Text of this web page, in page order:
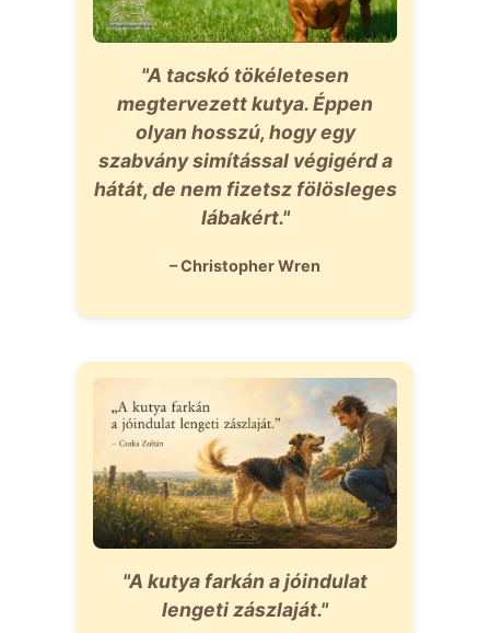
"A tacskó tökéletesen
megtervezett kutya. Éppen
olyan hosszú, hogy egy
szabvány simítással végigérd a
hátát, de nem fizetsz fölösleges
lábakért."
– Christopher Wren
"A kutya farkán a jóindulat
lengeti zászlaját."